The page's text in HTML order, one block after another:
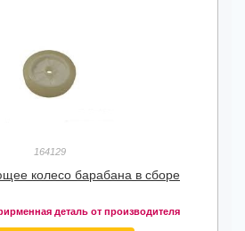
164129
колесо барабана в сборе
деталь от производителя